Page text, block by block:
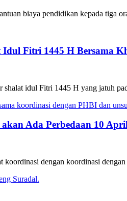
biaya pendidikan kepada tiga
Fitri 1445 H Bersama
idul Fitri 1445 H yang jatuh
Ada Perbedaan 10
dengan koordinasi